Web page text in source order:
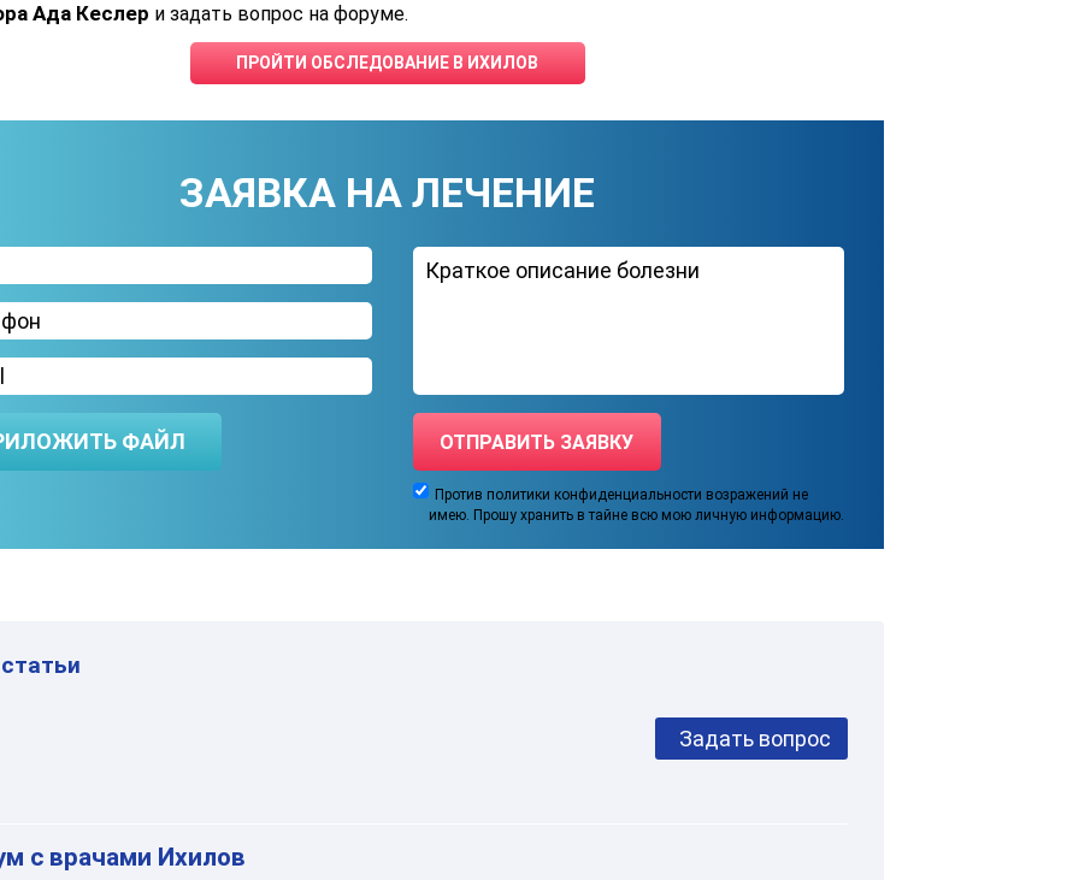
Ада Кеслер и задать вопрос на форуме.
ПРОЙТИ ОБСЛЕДОВАНИЕ В ИХИЛОВ
ЗАЯВКА НА ЛЕЧЕНИЕ
ФАЙЛ
Против политики конфиденциальности возражений не
имею. Прошу хранить в тайне всю мою личную информацию.
Задать вопрос
с врачами Ихилов